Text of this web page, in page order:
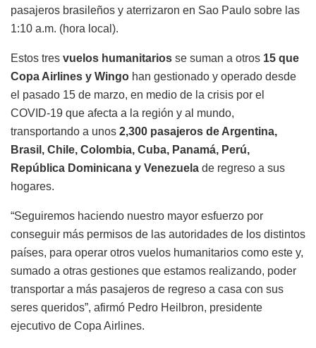
pasajeros brasileños y aterrizaron en Sao Paulo sobre las
1:10 a.m. (hora local).
Estos tres vuelos humanitarios se suman a otros 15 que
Copa Airlines y Wingo han gestionado y operado desde
el pasado 15 de marzo, en medio de la crisis por el
COVID-19 que afecta a la región y al mundo,
transportando a unos 2,300 pasajeros de Argentina,
Brasil, Chile, Colombia, Cuba, Panamá, Perú,
República Dominicana y Venezuela de regreso a sus
hogares.
“Seguiremos haciendo nuestro mayor esfuerzo por
conseguir más permisos de las autoridades de los distintos
países, para operar otros vuelos humanitarios como este y,
sumado a otras gestiones que estamos realizando, poder
transportar a más pasajeros de regreso a casa con sus
seres queridos”, afirmó Pedro Heilbron, presidente
ejecutivo de Copa Airlines.